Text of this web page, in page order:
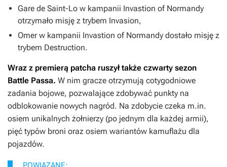
Gare de Saint-Lo w kampanii Invastion of Normandy
otrzymało misję z trybem Invasion,
Omer w kampanii Invastion of Normandy dostało misję z
trybem Destruction.
Wraz z premierą patcha ruszył także czwarty sezon
Battle Passa. W nim gracze otrzymują cotygodniowe
zadania bojowe, pozwalające zdobywać punkty na
odblokowanie nowych nagród. Na zdobycie czeka m.in.
osiem unikalnych żołnierzy (po jednym dla każdej armii),
pięć typów broni oraz osiem wariantów kamuflażu dla
pojazdów.